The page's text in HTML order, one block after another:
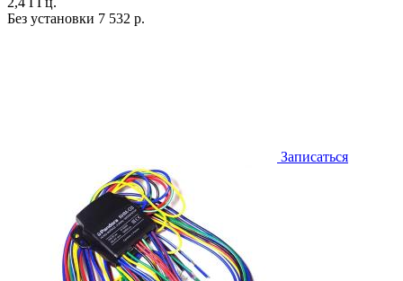
Без установки 7 532 р.
Записаться